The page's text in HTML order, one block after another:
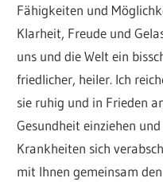
Fähigkeiten und
Klarheit, Freude und
uns und die Welt ein
friedlicher, heiler. Ich
sie ruhig und in Frieden
Gesundheit einziehen
Krankheiten sich
mit Ihnen gemeinsam